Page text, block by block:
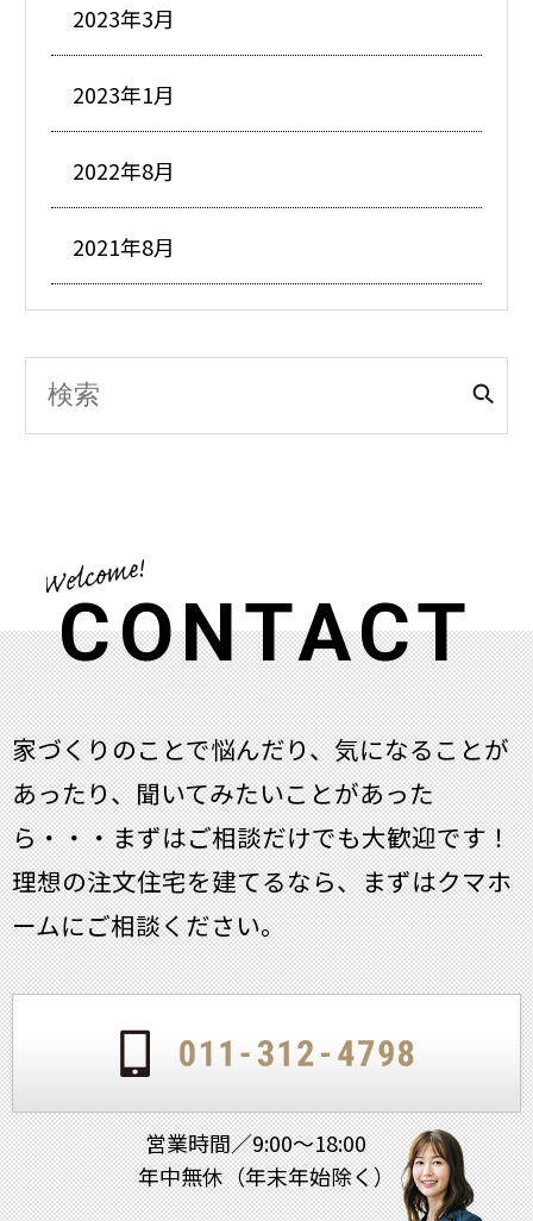
2023年3月
2023年1月
2022年8月
2021年8月
CONTACT
家づくりのことで悩んだり、気になることが
あったり、聞いてみたいことがあった
ら・・・まずはご相談だけでも大歓迎です！
理想の注文住宅を建てるなら、まずはクマホ
ームにご相談ください。
営業時間／9:00～18:00
年中無休（年末年始除く）